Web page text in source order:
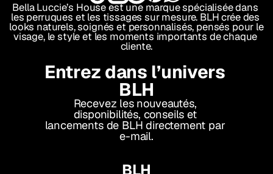
Bella Luccie’s House est une marque spécialisée dans
les perruques et les tissages sur mesure. BLH crée des
looks naturels, soignés et personnalisés, pensés pour le
visage, le style et les moments importants de chaque
cliente.
BLH
Recevez les nouveautés,
disponibilités, conseils et
lancements de BLH directement par
e-mail.
Entrez dans l’univers
BLH